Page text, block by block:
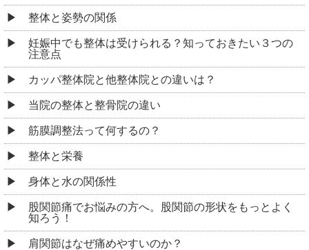
整体と姿勢の関係
妊娠中でも整体は受けられる？知っておきたい３つの
注意点
カッパ整体院と他整体院との違いは？
当院の整体と整骨院の違い
筋膜調整法って何するの？
整体と栄養
身体と水の関係性
股関節痛でお悩みの方へ。股関節の形状をもっとよく
知ろう！
肩関節はなぜ痛めやすいのか？